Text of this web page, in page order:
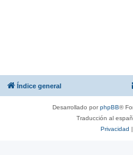
Índice general
Desarrollado porphpBB®
Traducción al
Privacidad |